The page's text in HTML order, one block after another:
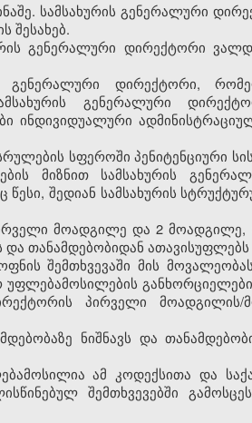
სამსახურის გენერალური
შესახებ.
გენერალური დირექტორი
გენერალური დირექტორი,
გენერალური
ინდივიდუალური
სფეროში პენიტენციური
მიზნით სამსახურის
შედიან სამსახურის
მოადგილე და 2 მოადგილე,
თანამდებობიდან ათავისუფლებს
შემთხვევაში მის
პირველი მოადგილის/
ნიშნავს და
ამ კოდექსითა და
შემთხვევებში